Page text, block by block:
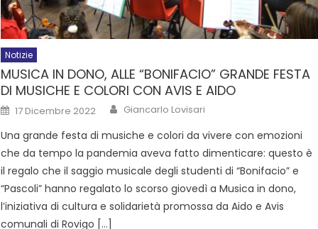
Notizie
MUSICA IN DONO, ALLE “BONIFACIO” GRANDE FESTA
DI MUSICHE E COLORI CON AVIS E AIDO
17 Dicembre 2022 Giancarlo Lovisari
Una grande festa di musiche e colori da vivere con emozioni
che da tempo la pandemia aveva fatto dimenticare: questo è
il regalo che il saggio musicale degli studenti di “Bonifacio” e
“Pascoli” hanno regalato lo scorso giovedì a Musica in dono,
l’iniziativa di cultura e solidarietà promossa da Aido e Avis
comunali di Rovigo […]